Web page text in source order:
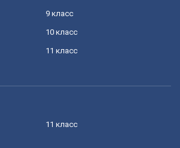
9 класс
10 класс
11 класс
11 класс